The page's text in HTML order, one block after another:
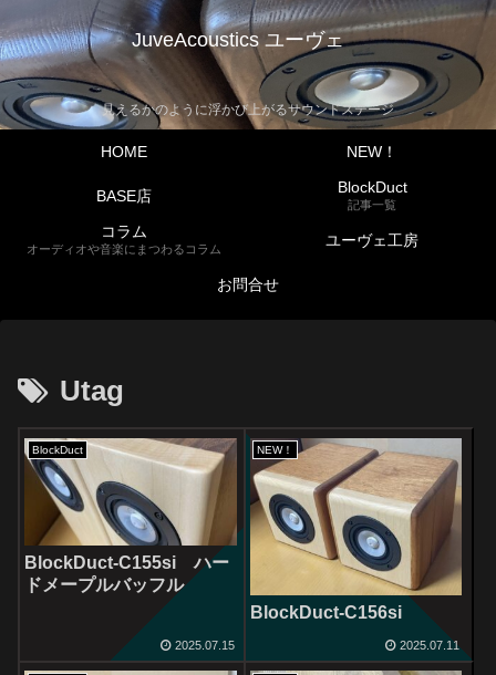
JuveAcoustics ユーヴェ
見えるかのように浮かび上がるサウンドステージ
HOME NEW！
BASE店 BlockDuct
記事一覧
コラム
オーディオや音楽にまつわるコラム ユーヴェ工房
お問合せ
Utag
BlockDuct
BlockDuct-C155si ハー
ドメープルバッフル
2025.07.15
NEW！
BlockDuct-C156si
2025.07.11